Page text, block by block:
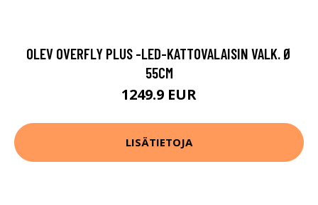
OLEV OVERFLY PLUS -LED-KATTOVALAISIN VALK. Ø
55CM
1249.9 EUR
LISÄTIETOJA